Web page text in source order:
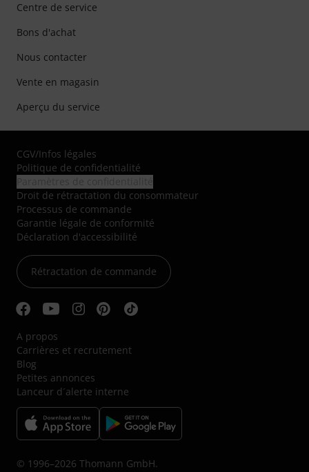
Centre de service
Bons d'achat
Nous contacter
Vente en magasin
Aperçu du service
CGV/Infos légales
Politique de confidentialité
Droit de rétractation du consommateur
Processus de commande
Garantie légale de conformité
Déclaration d'accessibilité
Rétractation de commande
A propos
Carrières et recrutement
Blog
Petites annonces
Lanceur d´alerte interne
© 1996–2026 Thomann GmbH.